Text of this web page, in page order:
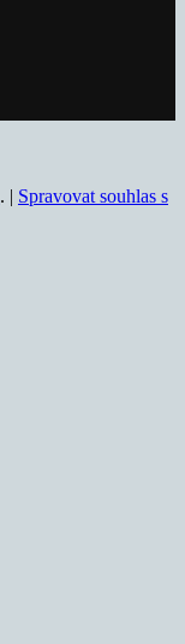
. | Spravovat souhlas s